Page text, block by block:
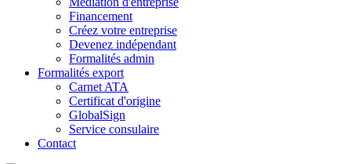
Financement
Créez votre entreprise
Devenez indépendant
Formalités admin
Formalités export
Carnet ATA
Certificat d'origine
GlobalSign
Service consulaire
Contact